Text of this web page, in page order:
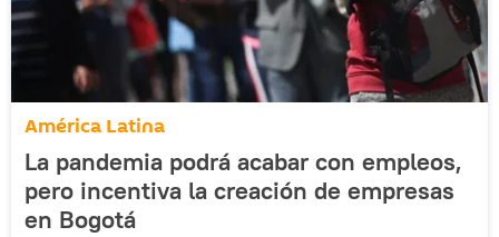
América Latina
La pandemia podrá acabar con empleos,
pero incentiva la creación de empresas
en Bogotá